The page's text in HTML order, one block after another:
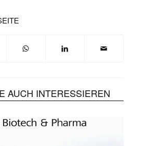
AUCH INTERESSIEREN